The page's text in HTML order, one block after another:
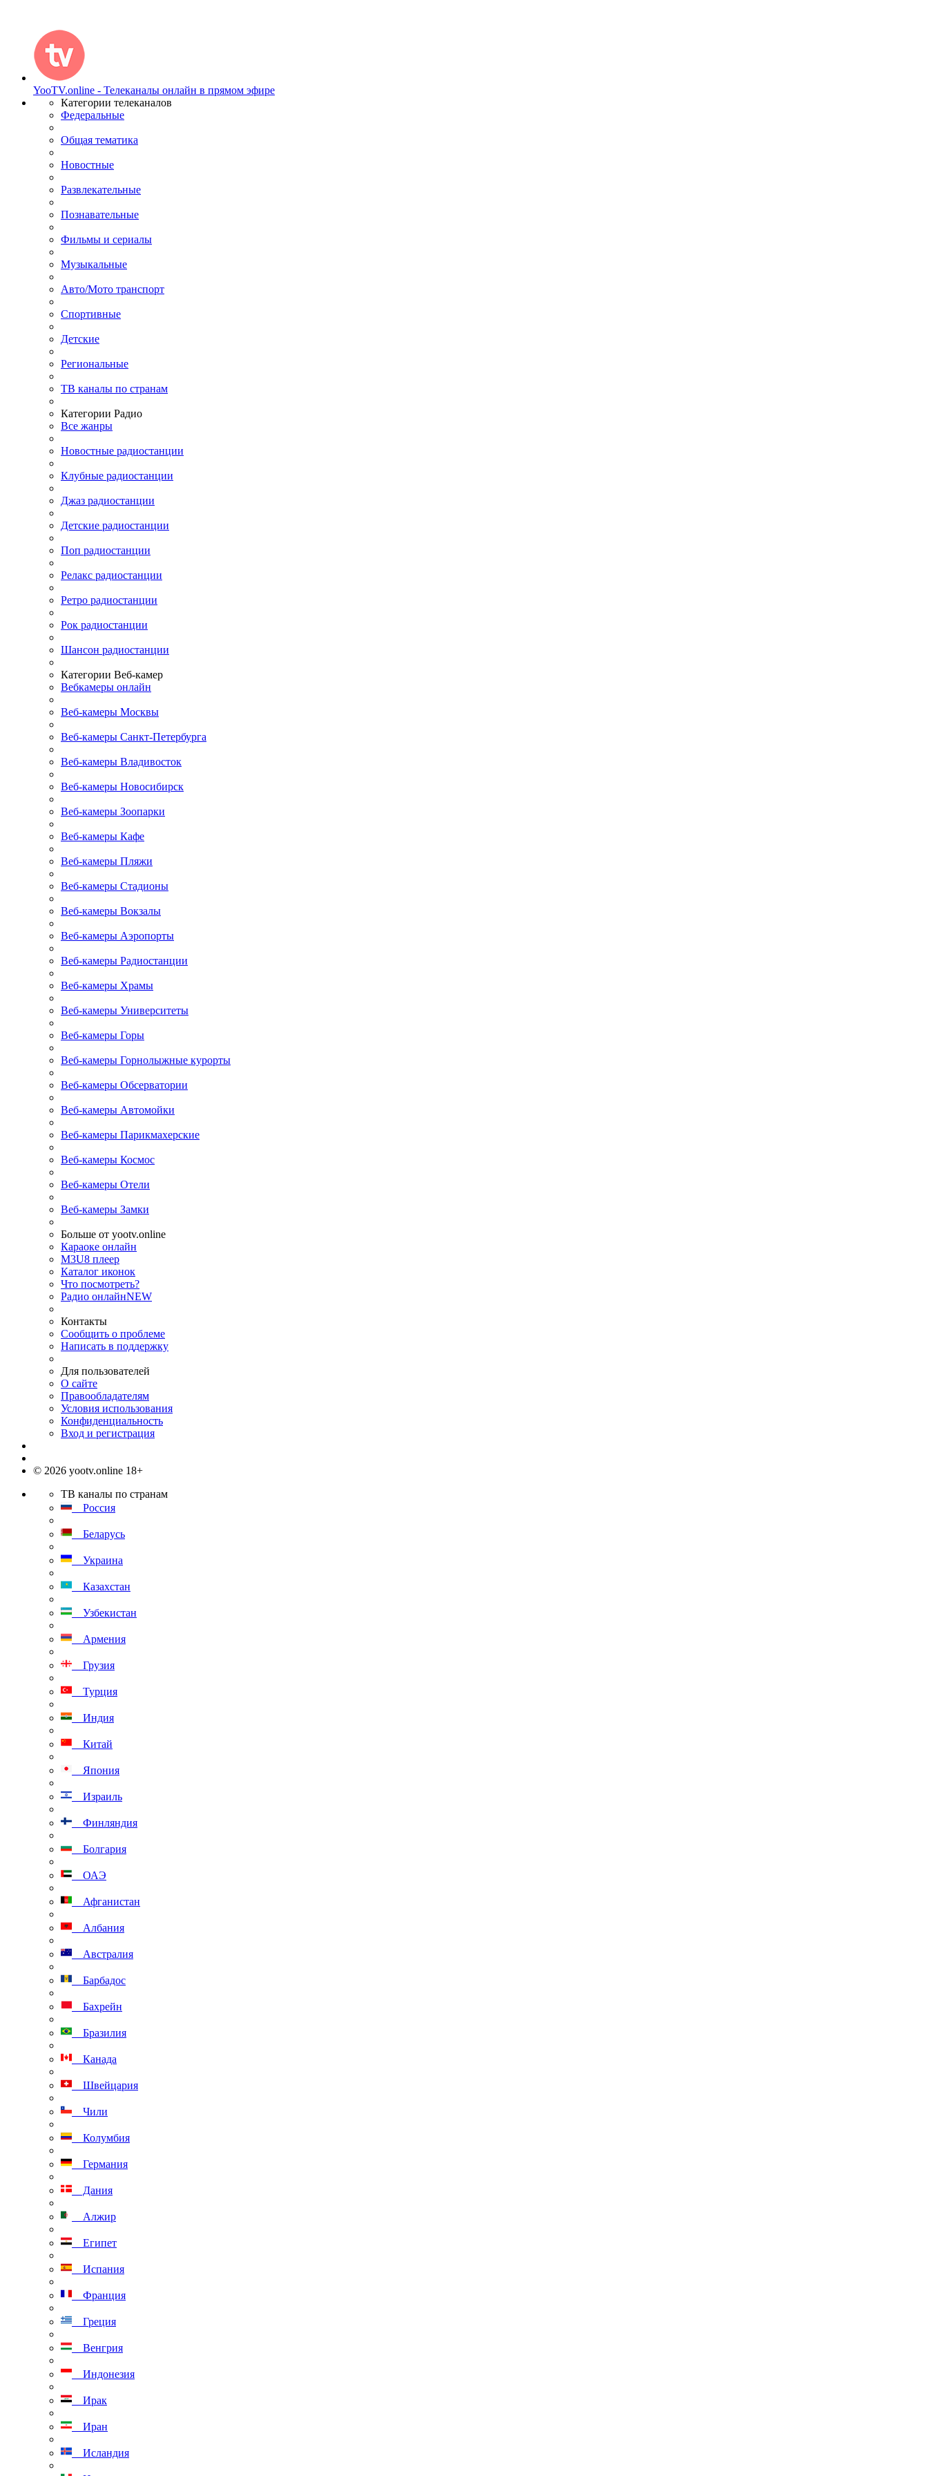
YooTV.online - Телеканалы онлайн в прямом эфире
Категории телеканалов
Федеральные
Общая тематика
Новостные
Развлекательные
Познавательные
Фильмы и сериалы
Музыкальные
Авто/Мото транспорт
Спортивные
Детские
Региональные
ТВ каналы по странам
Категории Радио
Все жанры
Новостные радиостанции
Клубные радиостанции
Джаз радиостанции
Детские радиостанции
Поп радиостанции
Релакс радиостанции
Ретро радиостанции
Рок радиостанции
Шансон радиостанции
Категории Веб-камер
Вебкамеры онлайн
Веб-камеры Москвы
Веб-камеры Санкт-Петербурга
Веб-камеры Владивосток
Веб-камеры Новосибирск
Веб-камеры Зоопарки
Веб-камеры Кафе
Веб-камеры Пляжи
Веб-камеры Стадионы
Веб-камеры Вокзалы
Веб-камеры Аэропорты
Веб-камеры Радиостанции
Веб-камеры Храмы
Веб-камеры Университеты
Веб-камеры Горы
Веб-камеры Горнолыжные курорты
Веб-камеры Обсерватории
Веб-камеры Автомойки
Веб-камеры Парикмахерские
Веб-камеры Космос
Веб-камеры Отели
Веб-камеры Замки
Больше от yootv.online
Караоке онлайн
M3U8 плеер
Каталог иконок
Что посмотреть?
Радио онлайнNEW
Контакты
Сообщить о проблеме
Написать в поддержку
Для пользователей
О сайте
Правообладателям
Условия использования
Конфиденциальность
Вход и регистрация
© 2026 yootv.online 18+
ТВ каналы по странам
Россия
Беларусь
Украина
Казахстан
Узбекистан
Армения
Грузия
Турция
Индия
Китай
Япония
Израиль
Финляндия
Болгария
ОАЭ
Афганистан
Албания
Австралия
Барбадос
Бахрейн
Бразилия
Канада
Швейцария
Чили
Колумбия
Германия
Дания
Алжир
Египет
Испания
Франция
Греция
Венгрия
Индонезия
Ирак
Иран
Исландия